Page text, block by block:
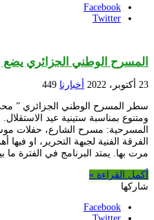
Facebook
Twitter
المسرح الوطني الجزائري يضع
23 أكتوبر، 2022 أخبارنا 449
سطر المسرح الوطني الجزائري ”
ومتنوع بمناسبة ستينية عيد
المسرحية: مسرح الشارع، حفلات
الفرقة الفنية لجبهة التحرير، او
مرت بها. يمتد البرنامج في الفترة ما بين
أكمل القراءة »
شاركها
Facebook